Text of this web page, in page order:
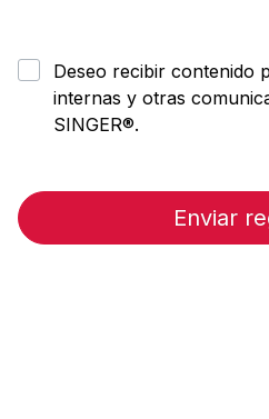
Deseo recibir contenido
internas y otras
SINGER®.
Enviar